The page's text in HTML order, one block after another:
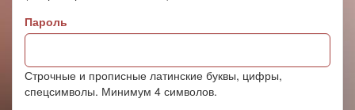
Пароль
Строчные и прописные латинские буквы, цифры,
спецсимволы. Минимум 4 символов.